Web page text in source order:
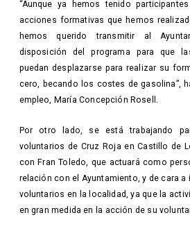
“Aunque ya hemos tenido
acciones formativas que hemos
hemos querido transmitir al
disposición del programa para que
puedan desplazarse para realizar su
cero, becando los costes de gasolina”,
empleo, María Concepción Rosell.
Por otro lado, se está trabajando
voluntarios de Cruz Roja en Castillo de
con Fran Toledo, que actuará como
relación con el Ayuntamiento, y de cara
voluntarios en la localidad, ya que la
en gran medida en la acción de su